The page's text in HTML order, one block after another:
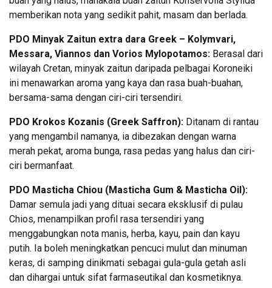
memberikan nota yang sedikit pahit, masam dan berlada.
PDO Minyak Zaitun extra dara Greek – Kolymvari,
Messara, Viannos dan Vorios Mylopotamos: Berasal dari
wilayah Cretan, minyak zaitun daripada pelbagai Koroneiki
ini menawarkan aroma yang kaya dan rasa buah-buahan,
bersama-sama dengan ciri-ciri tersendiri.
PDO Krokos Kozanis (Greek Saffron): Ditanam di rantau
yang mengambil namanya, ia dibezakan dengan warna
merah pekat, aroma bunga, rasa pedas yang halus dan ciri-
ciri bermanfaat.
PDO Masticha Chiou (Masticha Gum & Masticha Oil):
Damar semula jadi yang dituai secara eksklusif di pulau
Chios, menampilkan profil rasa tersendiri yang
menggabungkan nota manis, herba, kayu, pain dan kayu
putih. Ia boleh meningkatkan pencuci mulut dan minuman
keras, di samping dinikmati sebagai gula-gula getah asli
dan dihargai untuk sifat farmaseutikal dan kosmetiknya.